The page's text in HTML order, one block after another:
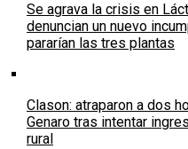
Se agrava la crisis en
denuncian un nuevo
pararían las tres plantas
Clason: atraparon a dos
Genaro tras intentar
rural